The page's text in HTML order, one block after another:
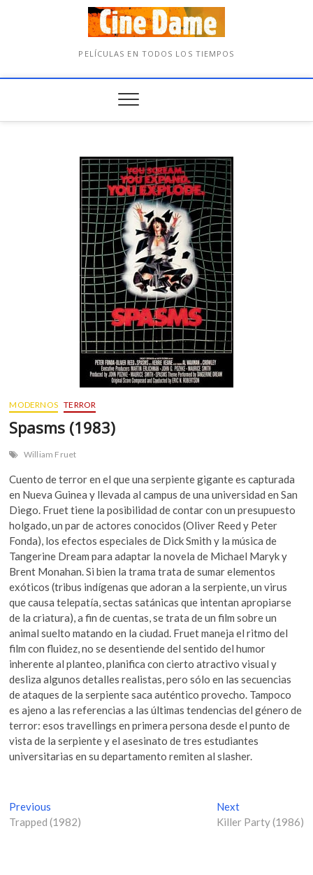
PELÍCULAS EN TODOS LOS TIEMPOS
MODERNOS TERROR
Spasms (1983)
William Fruet
Cuento de terror en el que una serpiente gigante es capturada
en Nueva Guinea y llevada al campus de una universidad en San
Diego. Fruet tiene la posibilidad de contar con un presupuesto
holgado, un par de actores conocidos (Oliver Reed y Peter
Fonda), los efectos especiales de Dick Smith y la música de
Tangerine Dream para adaptar la novela de Michael Maryk y
Brent Monahan. Si bien la trama trata de sumar elementos
exóticos (tribus indígenas que adoran a la serpiente, un virus
que causa telepatía, sectas satánicas que intentan apropiarse
de la criatura), a fin de cuentas, se trata de un film sobre un
animal suelto matando en la ciudad. Fruet maneja el ritmo del
film con fluidez, no se desentiende del sentido del humor
inherente al planteo, planifica con cierto atractivo visual y
desliza algunos detalles realistas, pero sólo en las secuencias
de ataques de la serpiente saca auténtico provecho. Tampoco
es ajeno a las referencias a las últimas tendencias del género de
terror: esos travellings en primera persona desde el punto de
vista de la serpiente y el asesinato de tres estudiantes
universitarias en su departamento remiten al slasher.
N
a
Previous
r
Trapped (1982)
NextN
e
Killer Party (1986)